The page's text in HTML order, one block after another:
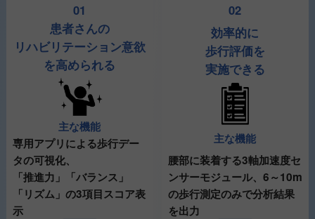
01
患者さんの
リハビリテーション意欲
を高められる
主な機能
専用アプリによる歩行デー
タの可視化、
「推進力」「バランス」
「リズム」の3項目スコア表
示
02
効率的に
歩行評価を
実施できる
主な機能
腰部に装着する3軸加速度セ
ンサーモジュール、6～10m
の歩行測定のみで分析結果
を出力